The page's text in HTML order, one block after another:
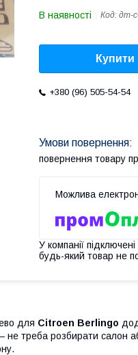
В наявності Код: дт-
Купити
+380 (96) 505-54-54
повернення товару
У компанії
будь-який товар не
для Citroen Berlingo
не треба розбирати салон